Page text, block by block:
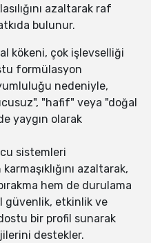
azaltarak raf
bulunur.
kökeni, çok işlevselliği
formülasyon
nedeniyle,
"hafif" veya "doğal
yaygın olarak
sistemleri
azaltarak,
hem de durulama
güvenlik, etkinlik ve
bir profil sunarak
destekler.